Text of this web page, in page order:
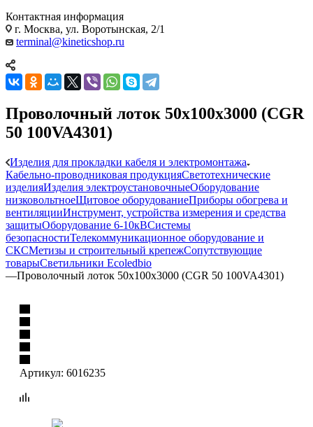
Контактная информация
г. Москва, ул. Воротынская, 2/1
terminal@kineticshop.ru
Проволочный лоток 50x100x3000 (CGR
50 100VA4301)
Изделия для прокладки кабеля и электромонтажа
Кабельно-проводниковая продукцияСветотехнические
изделияИзделия электроустановочныеОборудование
низковольтноеЩитовое оборудованиеПриборы обогрева и
вентиляцииИнструмент, устройства измерения и средства
защитыОборудование 6-10кВСистемы
безопасностиТелекоммуникационное оборудование и
СКСМетизы и строительный крепежСопутствующие
товарыСветильники Ecoledbio
—Проволочный лоток 50x100x3000 (CGR 50 100VA4301)
Артикул: 6016235